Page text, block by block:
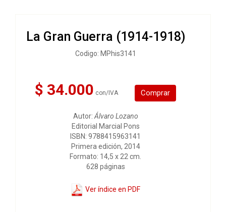
La Gran Guerra (1914-1918)
Codigo: MPhis3141
$ 34.000 con/IVA Comprar
Autor: Álvaro Lozano
Editorial Marcial Pons
ISBN: 9788415963141
Primera edición, 2014
Formato: 14,5 x 22 cm.
628 páginas
Ver índice en PDF